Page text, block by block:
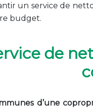
un service de
budget.
de
d’une